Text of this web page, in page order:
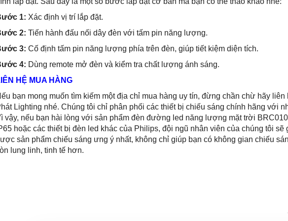
1: Xác định vị trí lắp đặt.
2: Tiến hành đấu nối dây đèn với tấm pin năng lượng.
3: Cố định tấm pin năng lượng phía trên đèn, giúp tiết kiệm diện tích.
4: Dùng remote mở đèn và kiểm tra chất lượng ánh sáng.
HỆ MUA HÀNG
bạn mong muốn tìm kiếm một địa chỉ mua hàng uy tín, đừng chần chừ hãy
Lighting nhé. Chúng tôi chỉ phân phối các thiết bị chiếu sáng chính hãng với
vậy, nếu bạn hài lòng với sản phẩm đèn đường led năng lượng mặt trời
hoặc các thiết bị đèn led khác của Philips, đội ngũ nhân viên của chúng tôi sẽ
sản phẩm chiếu sáng ưng ý nhất, không chỉ giúp bạn có không gian chiếu
lung linh, tinh tế hơn.